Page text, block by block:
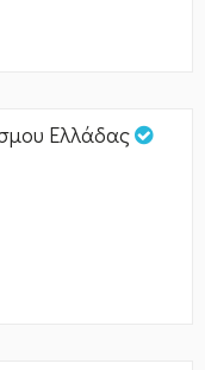
Ελλάδας